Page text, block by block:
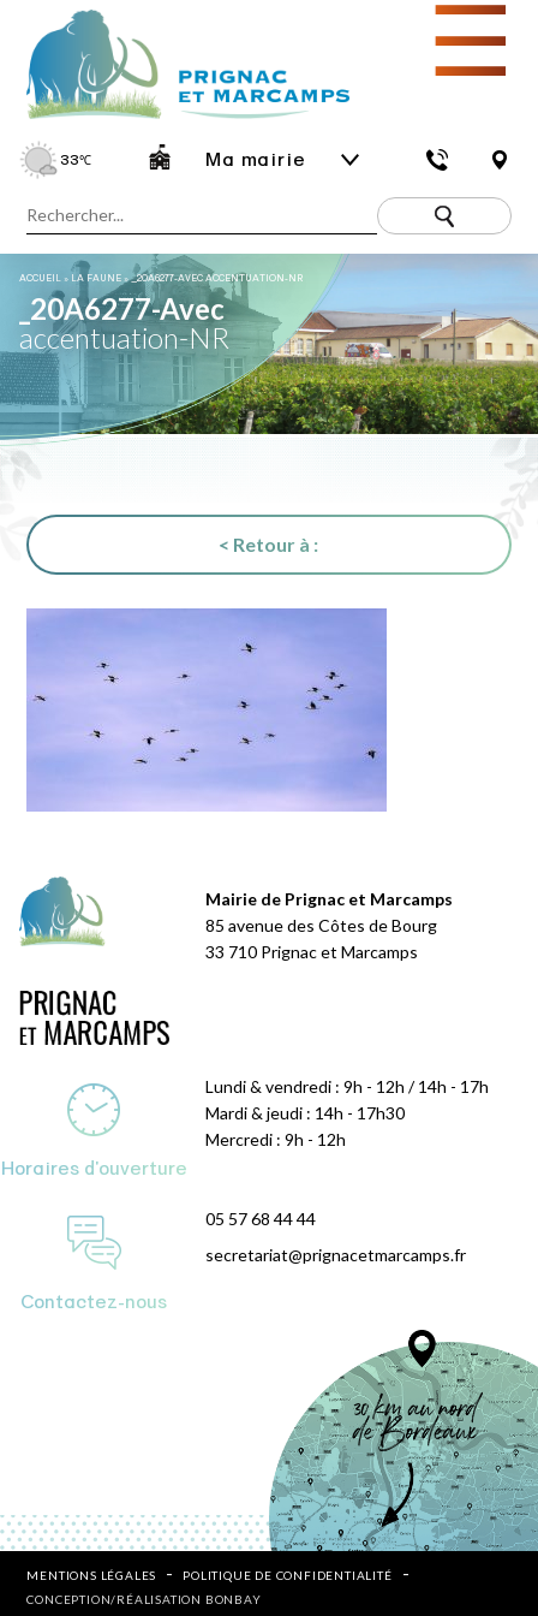
33℃ Ma mairie
☰
ACCUEIL » LA FAUNE »_20A6277-AVEC ACCENTUATION-NR
_20A6277-Avec
accentuation-NR
< Retour à :
Mairie de Prignac et Marcamps
85 avenue des Côtes de Bourg
33 710 Prignac et Marcamps
Horaires d'ouverture
Lundi & vendredi : 9h - 12h / 14h - 17h
Mardi & jeudi : 14h - 17h30
Mercredi : 9h - 12h
Contactez-nous
05 57 68 44 44
secretariat@prignacetmarcamps.fr
MENTIONS LÉGALES
POLITIQUE DE CONFIDENTIALITÉ
CONCEPTION/RÉALISATION BONBAY